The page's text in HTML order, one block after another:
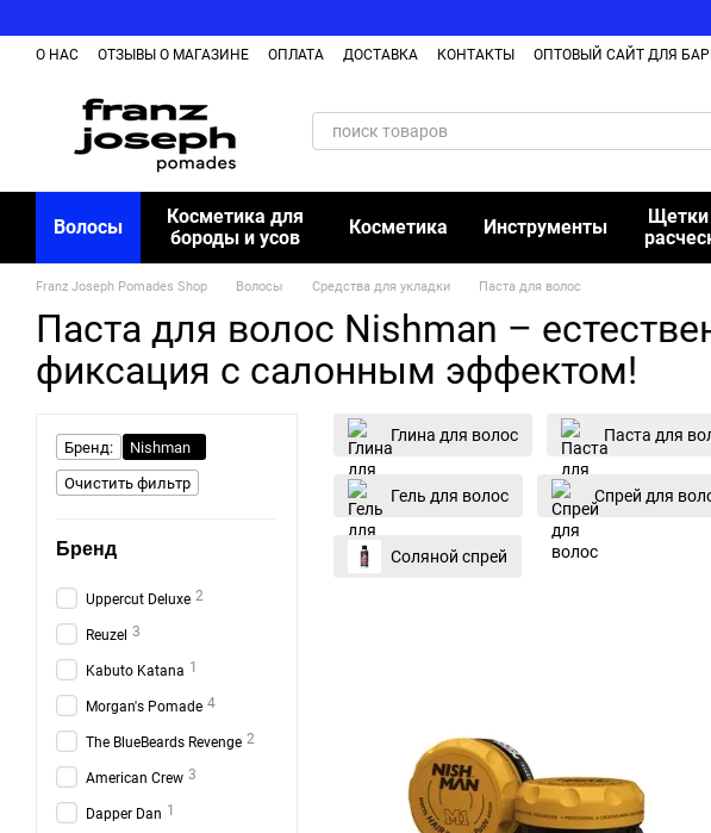
О НАС ОТЗЫВЫ О МАГАЗИНЕ ОПЛАТА ДОСТАВКА КОНТАКТЫ ОПТОВЫЙ САЙТ ДЛЯ
Волосы
Косметика для
бороды и усов
Косметика Инструменты
Щетки
Franz Joseph Pomades Shop Волосы Средства для укладки Паста для волос
Паста для волос Nishman –
фиксация с салонным эффектом!
Глина для волос Паста для
Гель для волос Спрей для
Соляной спрей
Бренд:
Nishman
Очистить фильтр
Бренд
Uppercut Deluxe 2
Reuzel 3
Kabuto Katana 1
Morgan's Pomade 4
The BlueBeards Revenge 2
American Crew 3
Dapper Dan 1